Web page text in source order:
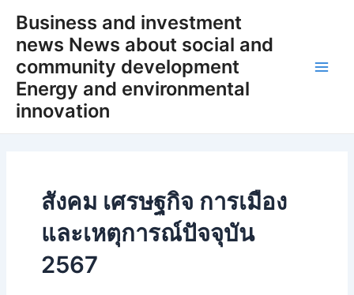
content
Business and investment
news News about social and
community development
Energy and environmental
innovation
สังคม เศรษฐกิจ การเมือง
และเหตุการณ์ปัจจุบัน
2567